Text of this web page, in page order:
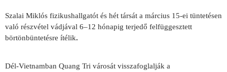
Szalai Miklós fizikushallgatót és hét társát a március 15-ei tüntetésen
való részvétel vádjával 6–12 hónapig terjedő felfüggesztett
börtönbüntetésre ítélik.
Dél-Vietnamban Quang Tri városát visszafoglalják a